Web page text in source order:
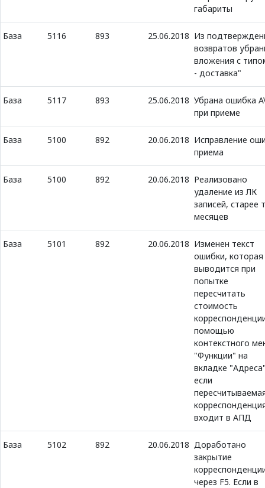
габариты
База 5116 893 25.06.2018 Из
возвратов
вложения с
- доставка"
База 5117 893 25.06.2018 Убрана ошибка
при приеме
База 5100 892 20.06.2018 Исправление
приема
База 5100 892 20.06.2018 Реализовано
удаление из ЛК
записей, старее
месяцев
База 5101 892 20.06.2018 Изменен текст
ошибки, которая
выводится при
попытке
пересчитать
стоимость
помощью
контекстного
"Функции" на
вкладке
если
входит в АПД
База 5102 892 20.06.2018 Доработано
закрытие
через F5. Если в